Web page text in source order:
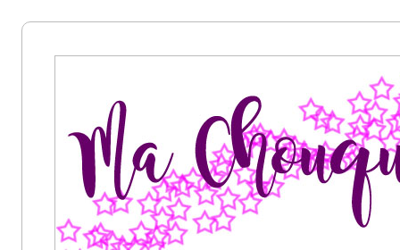
Ma
chouquette
d'amour